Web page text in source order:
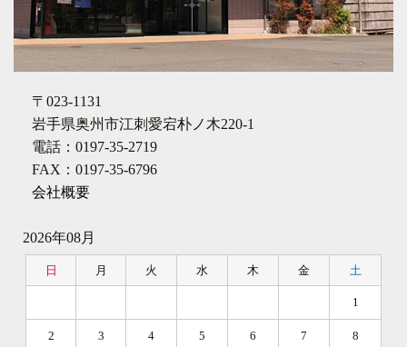
〒023-1131
岩手県奥州市江刺愛宕朴ノ木220-1
電話：0197-35-2719
FAX：0197-35-6796
会社概要
2026年08月
日 月 火 水 木 金 土
1
2 3 4 5 6 7 8